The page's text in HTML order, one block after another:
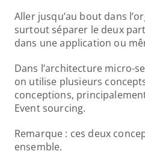
Aller jusqu’au bout dans
surtout séparer le deux
dans une application ou
Dans l’architecture micro-
on utilise plusieurs
conceptions,
Event sourcing.
Remarque : ces deux
ensemble.